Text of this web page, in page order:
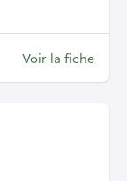
Voir la fiche